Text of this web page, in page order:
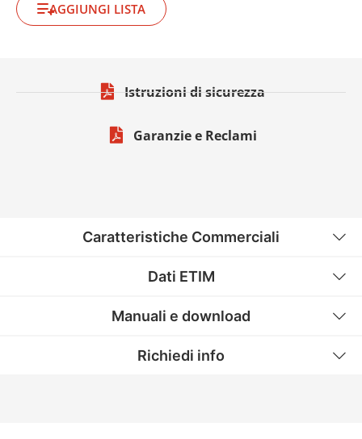
AGGIUNGI LISTA
Istruzioni di sicurezza
Garanzie e Reclami
Caratteristiche Commerciali
Dati ETIM
Manuali e download
Richiedi info